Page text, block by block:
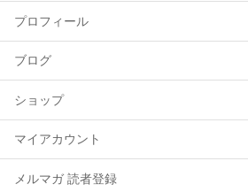
プロフィール
ブログ
ショップ
マイアカウント
メルマガ 読者登録